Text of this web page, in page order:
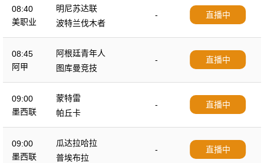
08:40
美职业
明尼苏达联
-
波特兰伐木者
直播中
08:45
阿甲
阿根廷青年人
-
图库曼竞技
直播中
09:00
墨西联
蒙特雷
-
帕丘卡
直播中
09:00
墨西联
瓜达拉哈拉
-
普埃布拉
直播中